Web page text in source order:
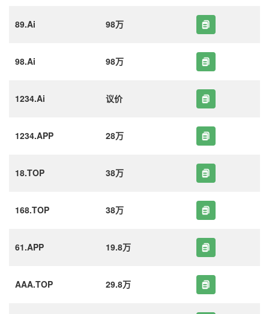
89.Ai 98万
98.Ai 98万
1234.Ai 议价
1234.APP 28万
18.TOP 38万
168.TOP 38万
61.APP 19.8万
AAA.TOP 29.8万